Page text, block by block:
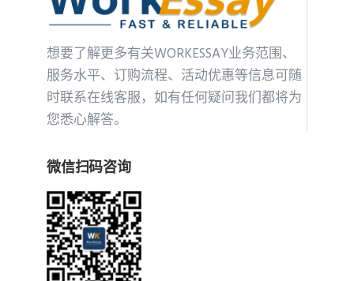
想要了解更多有关WORKESSAY业务范围、
服务水平、订购流程、活动优惠等信息可随
时联系在线客服，如有任何疑问我们都将为
您悉心解答。
微信扫码咨询